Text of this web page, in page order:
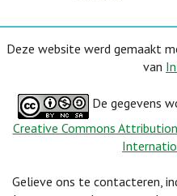
Deze website werd gemaakt
van
De gegevens
Creative Commons
Gelieve ons te contacteren,